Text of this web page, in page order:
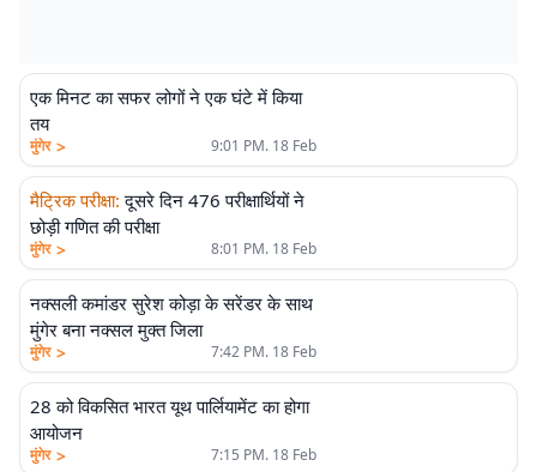
एक मिनट का सफर लोगों ने एक घंटे में किया
तय
मुंगेर > 9:01 PM. 18 Feb
मैट्रिक परीक्षा: दूसरे दिन 476 परीक्षार्थियों ने
छोड़ी गणित की परीक्षा
मुंगेर > 8:01 PM. 18 Feb
नक्सली कमांडर सुरेश कोड़ा के सरेंडर के साथ
मुंगेर बना नक्सल मुक्त जिला
मुंगेर > 7:42 PM. 18 Feb
28 को विकसित भारत यूथ पार्लियामेंट का होगा
आयोजन
मुंगेर > 7:15 PM. 18 Feb